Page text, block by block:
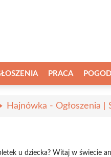
PRACA
Hajnówka - Ogłoszenia
u dziecka? Witaj w świecie